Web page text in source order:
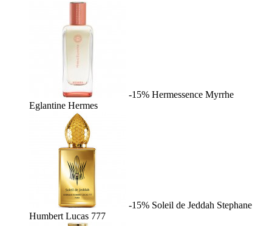
-15% Hermessence Myrrhe
Eglantine Hermes
-15% Soleil de Jeddah Stephane
Humbert Lucas 777